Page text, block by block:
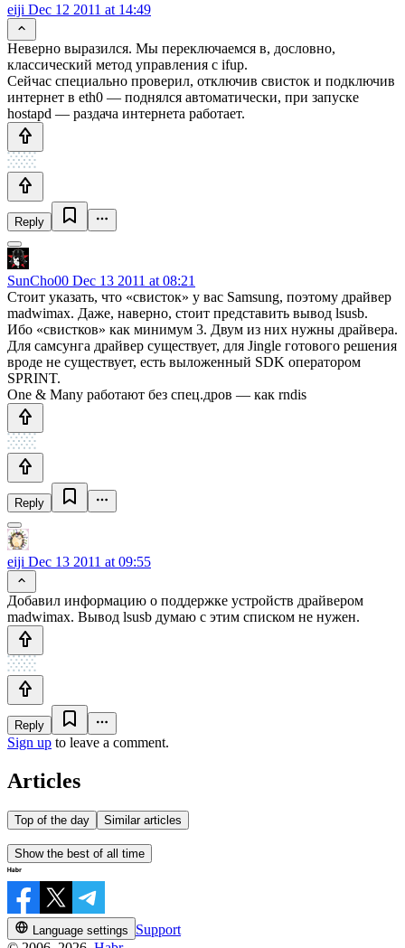
eiji Dec 12 2011 at 14:49
Неверно выразился. Мы переключаемся в, дословно,
классический метод управления с ifup.
Сейчас специально проверил, отключив свисток и подключив
интернет в eth0 — поднялся автоматически, при запуске
hostapd — раздача интернета работает.
Reply
SunCho00 Dec 13 2011 at 08:21
Стоит указать, что «свисток» у вас Samsung, поэтому драйвер
madwimax. Даже, наверно, стоит представить вывод lsusb.
Ибо «свистков» как минимум 3. Двум из них нужны драйвера.
Для самсунга драйвер существует, для Jingle готового решения
вроде не существует, есть выложенный SDK оператором
SPRINT.
One & Many работают без спец.дров — как rndis
Reply
eiji Dec 13 2011 at 09:55
Добавил информацию о поддержке устройств драйвером
madwimax. Вывод lsusb думаю с этим списком не нужен.
Reply
Sign up to leave a comment.
Articles
Top of the day Similar articles
Show the best of all time
Language settings
Support